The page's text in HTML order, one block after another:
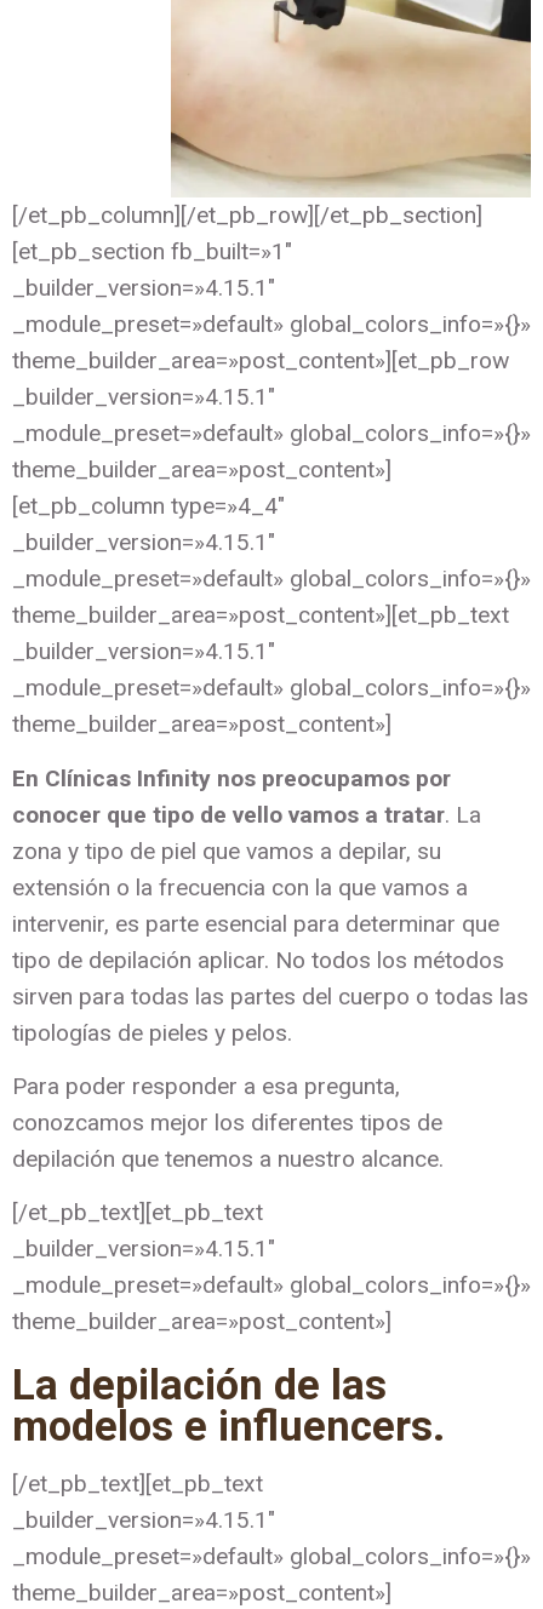
[/et_pb_column][/et_pb_row][/et_pb_section]
[et_pb_section fb_built=»1″
_builder_version=»4.15.1″
_module_preset=»default» global_colors_info=»{}»
theme_builder_area=»post_content»][et_pb_row
_builder_version=»4.15.1″
_module_preset=»default» global_colors_info=»{}»
theme_builder_area=»post_content»]
[et_pb_column type=»4_4″
_builder_version=»4.15.1″
_module_preset=»default» global_colors_info=»{}»
theme_builder_area=»post_content»][et_pb_text
_builder_version=»4.15.1″
_module_preset=»default» global_colors_info=»{}»
theme_builder_area=»post_content»]
En Clínicas Infinity nos preocupamos por
conocer que tipo de vello vamos a tratar. La
zona y tipo de piel que vamos a depilar, su
extensión o la frecuencia con la que vamos a
intervenir, es parte esencial para determinar que
tipo de depilación aplicar. No todos los métodos
sirven para todas las partes del cuerpo o todas las
tipologías de pieles y pelos.
Para poder responder a esa pregunta,
conozcamos mejor los diferentes tipos de
depilación que tenemos a nuestro alcance.
[/et_pb_text][et_pb_text
_builder_version=»4.15.1″
_module_preset=»default» global_colors_info=»{}»
theme_builder_area=»post_content»]
La depilación de las
modelos e influencers.
[/et_pb_text][et_pb_text
_builder_version=»4.15.1″
_module_preset=»default» global_colors_info=»{}»
theme_builder_area=»post_content»]